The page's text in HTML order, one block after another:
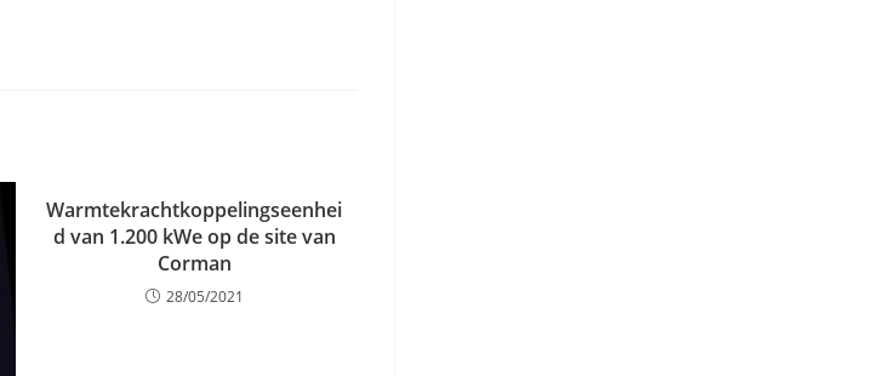
Warmtekrachtkoppelingseenhei
d van 1.200 kWe op de site van
Corman
28/05/2021